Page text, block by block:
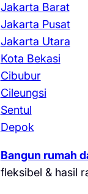
Jakarta Barat
Jakarta Pusat
Jakarta Utara
Kota Bekasi
Cibubur
Cileungsi
Sentul
Depok
Bangun rumah
fleksibel & hasil